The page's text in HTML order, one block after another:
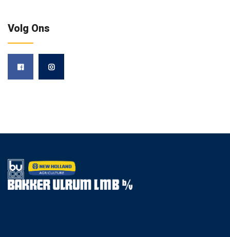
Volg Ons